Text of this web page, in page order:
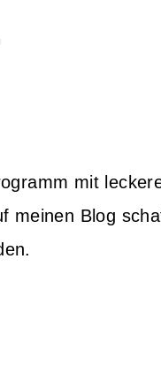
mit
meinen Blog